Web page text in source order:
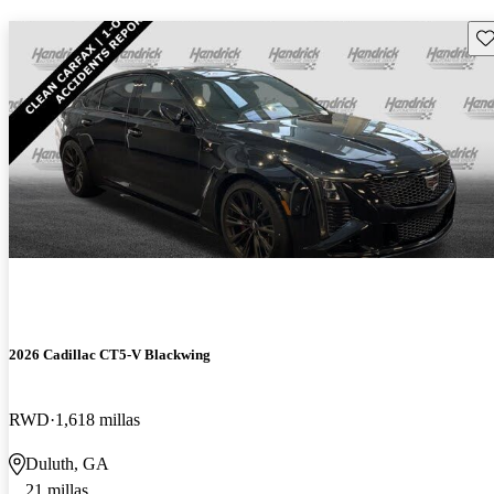
2026 Cadillac CT5-V Blackwing
RWD 1,618 millas
Duluth, GA